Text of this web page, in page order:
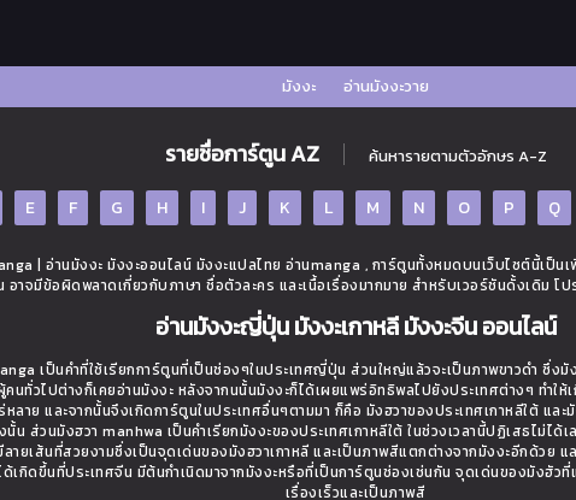
มังงะ อ่านมังงะวาย
รายชื่อการ์ตูน AZ ค้นหารายตามตัวอักษร A-Z
E F G H I J K L M N O P Q
| อ่านมังงะ มังงะออนไลน์ มังงะแปลไทย อ่านmanga , การ์ตูนทั้งหมดบนเว็บไซต์นี้เป็
อาจมีข้อผิดพลาดเกี่ยวกับภาษา ชื่อตัวละคร และเนื้อเรื่องมากมาย สำหรับเวอร์ชันดั้งเดิม โ
อ่านมังงะญี่ปุ่น มังงะเกาหลี มังงะจีน ออนไลน์
เป็นคำที่ใช้เรียกการ์ตูนที่เป็นช่องๆในประเทศญี่ปุ่น ส่วนใหญ่แล้วจะเป็นภาพขาวดำ ซึ่งมั
นทั่วไปต่างก็เคยอ่านมังงะ หลังจากนนั้นมังงะก็ได้เผยแพร่อิทธิพลไปยังประเทศต่างๆ ทำให้
ลาย และจากนั้นจึงเกิดการ์ตูนในประเทศอื่นๆตามมา ก็คือ มังฮวาของประเทศเกาหลีใต้ และ
นั้น ส่วนมังฮวา manhwa เป็นคำเรียกมังงะของประเทศเกาหลีใต้ ในช่วงเวลานี้ปฏิเสธไม่ได้
ลายเส้นที่สวยงามซึ่งเป็นจุดเด่นของมังฮวาเกาหลี และเป็นภาพสีแตกต่างจากมังงะอีกด้วย แ
เกิดขึ้นที่ประเทศจีน มีต้นกำเนิดมาจากมังงะหรือที่เป็นการ์ตูนช่องเช่นกัน จุดเด่นของมังฮัว
เรื่องเร็วและเป็นภาพสี